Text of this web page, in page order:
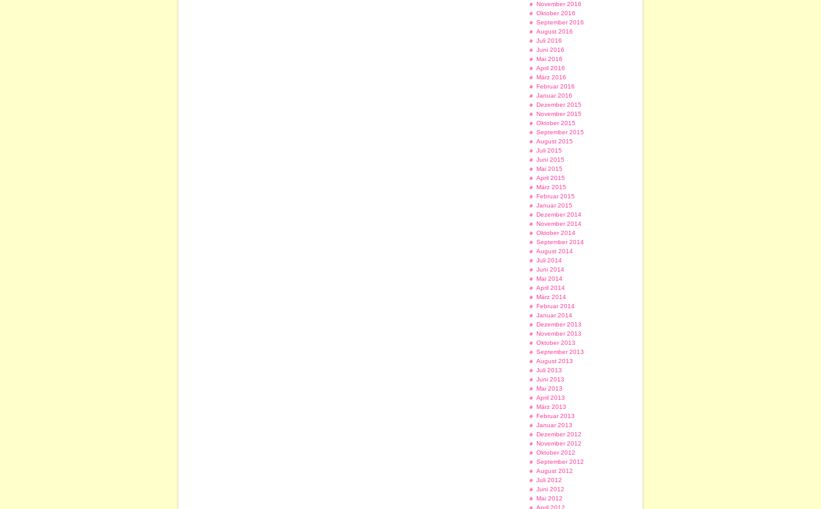
November 2016
Oktober 2016
September 2016
August 2016
Juli 2016
Juni 2016
Mai 2016
April 2016
März 2016
Februar 2016
Januar 2016
Dezember 2015
November 2015
Oktober 2015
September 2015
August 2015
Juli 2015
Juni 2015
Mai 2015
April 2015
März 2015
Februar 2015
Januar 2015
Dezember 2014
November 2014
Oktober 2014
September 2014
August 2014
Juli 2014
Juni 2014
Mai 2014
April 2014
März 2014
Februar 2014
Januar 2014
Dezember 2013
November 2013
Oktober 2013
September 2013
August 2013
Juli 2013
Juni 2013
Mai 2013
April 2013
März 2013
Februar 2013
Januar 2013
Dezember 2012
November 2012
Oktober 2012
September 2012
August 2012
Juli 2012
Juni 2012
Mai 2012
April 2012